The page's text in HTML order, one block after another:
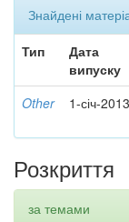
Знайдені
Тип
Дата
випуску
Other 1-січ-2013
Розкриття
за темами